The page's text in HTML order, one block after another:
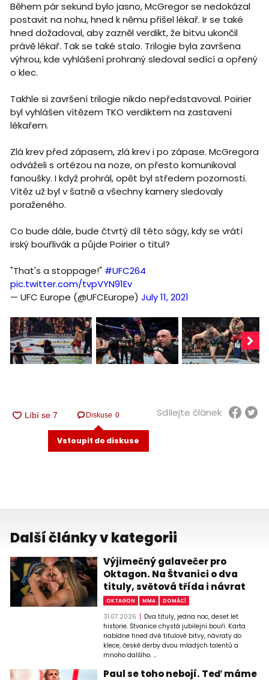
Během pár sekund bylo jasno, McGregor se nedokázal
postavit na nohu, hned k němu přišel lékař. Ir se také
hned dožadoval, aby zazněl verdikt, že bitvu ukončil
právě lékař. Tak se také stalo. Trilogie byla završena
výhrou, kde vyhlášení prohraný sledoval sedící a opřený
o klec.
Takhle si završení trilogie nikdo nepředstavoval. Poirier
byl vyhlášen vítězem TKO verdiktem na zastavení
lékařem.
Zlá krev před zápasem, zlá krev i po zápase. McGregora
odváželi s ortézou na noze, on přesto komunikoval
fanoušky. I když prohrál, opět byl středem pozornosti.
Vítěz už byl v šatně a všechny kamery sledovaly
poraženého.
Co bude dále, bude čtvrtý díl této ságy, kdy se vrátí
irský bouřlivák a půjde Poirier o titul?
"That's a stoppage!" #UFC264
pic.twitter.com/tvpVYN91Ev
— UFC Europe (@UFCEurope) July 11, 2021
Diskuse 0
Vstoupit do diskuse
Sdílejte článek
Další články v kategorii
Výjimečný galavečer pro
Oktagon. Na Štvanici o dva
tituly, světová třída i návrat
OKTAGON MMA DOMÁCÍ
31.07.2026
Dva tituly, jedna noc, deset let
historie. Štvanice chystá jubilejní bouři. Karta
nabídne hned dvě titulové bitvy, návraty do
klece, české derby dvou mladých talentů a
mnoho dalšího. ...
Paul se toho nebojí. Teď máme